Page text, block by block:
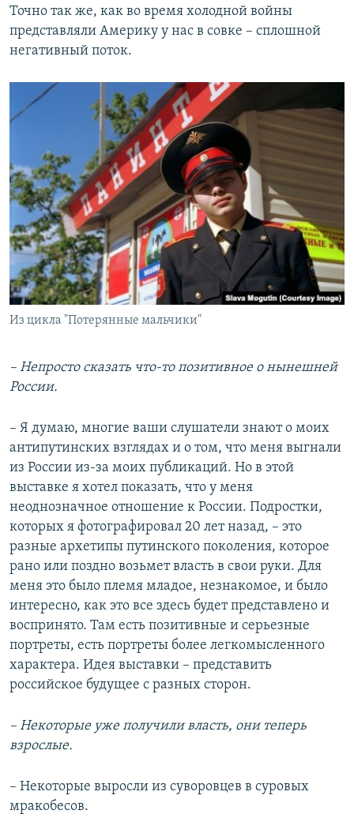
Точно так же, как во время холодной войны
представляли Америку у нас в совке – сплошной
негативный поток.
Из цикла "Потерянные мальчики"
– Непросто сказать что-то позитивное о нынешней
России.
– Я думаю, многие ваши слушатели знают о моих
антипутинских взглядах и о том, что меня выгнали
из России из-за моих публикаций. Но в этой
выставке я хотел показать, что у меня
неоднозначное отношение к России. Подростки,
которых я фотографировал 20 лет назад, – это
разные архетипы путинского поколения, которое
рано или поздно возьмет власть в свои руки. Для
меня это было племя младое, незнакомое, и было
интересно, как это все здесь будет представлено и
воспринято. Там есть позитивные и серьезные
портреты, есть портреты более легкомысленного
характера. Идея выставки – представить
российское будущее с разных сторон.
– Некоторые уже получили власть, они теперь
взрослые.
– Некоторые выросли из суворовцев в суровых
мракобесов.